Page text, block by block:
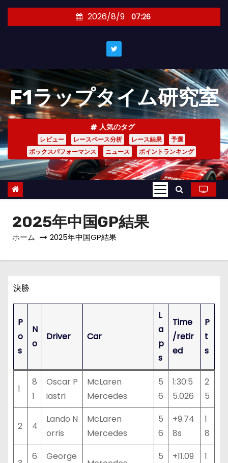
キ
ッ
プ
2026/8/9 07:26
F1ラップタイム研究室
人気のタグ
レビュー レースペース分析 レース結果
予選
ボックスパフォーマンス
ニュース ポイントランキング
2025年中国GP結果
ホーム 2025年中国GP結果
決勝
P
o
s
N
o
Driver Car
L
a
p
s
Time
/retir
ed
P
t
s
1
8
1
Oscar P
iastri
McLaren
Mercedes
5
6
1:30:5
5.026
2
5
2 4
Lando N
orris
McLaren
Mercedes
5
6
+9.74
8s
1
8
6
George
5
+11.09
1